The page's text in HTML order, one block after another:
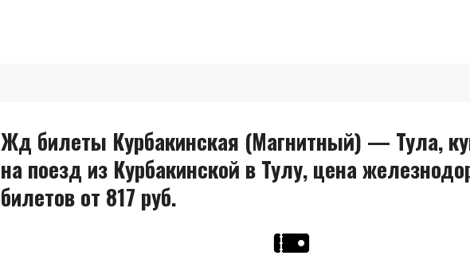
Жд билеты Курбакинская (Магнитный) — Тула,
на поезд из Курбакинской в Тулу, цена
билетов от 817 руб.